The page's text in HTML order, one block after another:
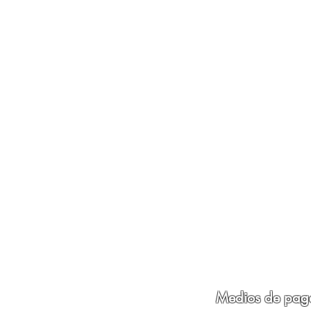
Medios de